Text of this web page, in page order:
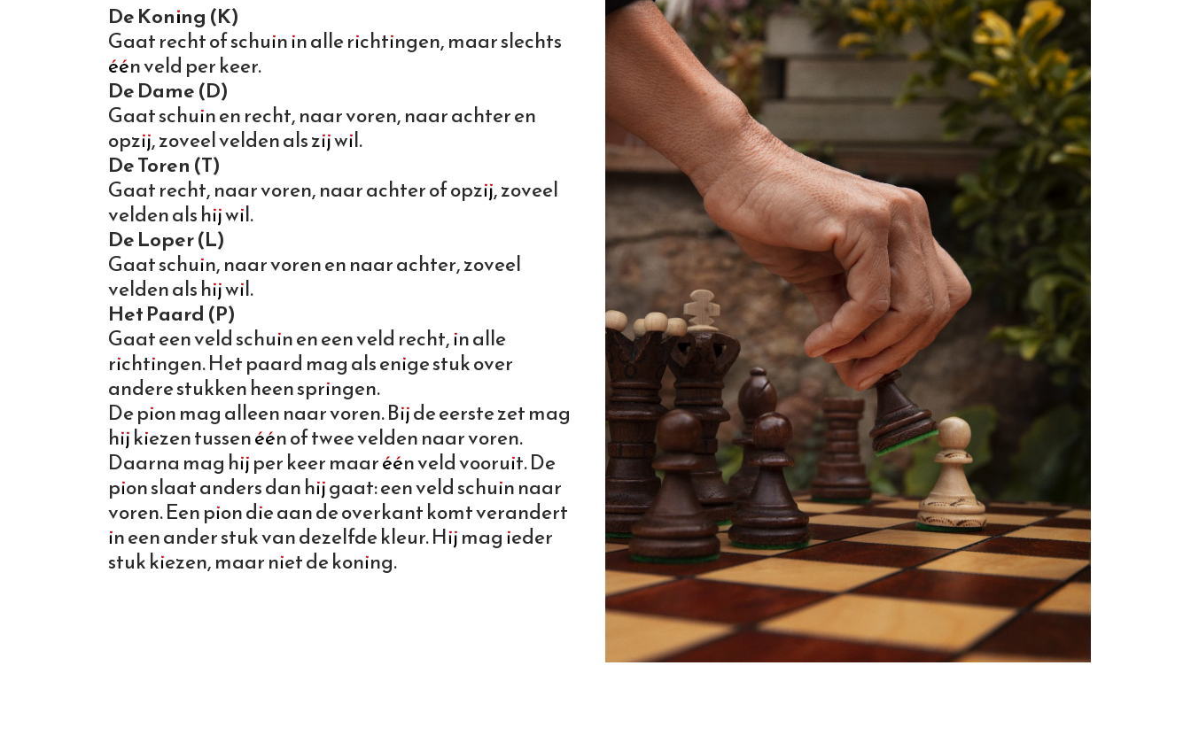
De Koning (K)
Gaat recht of schuin in alle richtingen, maar slechts
één veld per keer.
De Dame (D)
Gaat schuin en recht, naar voren, naar achter en
opzij, zoveel velden als zij wil.
De Toren (T)
Gaat recht, naar voren, naar achter of opzij, zoveel
velden als hij wil.
De Loper (L)
Gaat schuin, naar voren en naar achter, zoveel
velden als hij wil.
Het Paard (P)
Gaat een veld schuin en een veld recht, in alle
richtingen. Het paard mag als enige stuk over
andere stukken heen springen.
De pion mag alleen naar voren. Bij de eerste zet mag
hij kiezen tussen één of twee velden naar voren.
Daarna mag hij per keer maar één veld vooruit. De
pion slaat anders dan hij gaat: een veld schuin naar
voren. Een pion die aan de overkant komt verandert
in een ander stuk van dezelfde kleur. Hij mag ieder
stuk kiezen, maar niet de koning.